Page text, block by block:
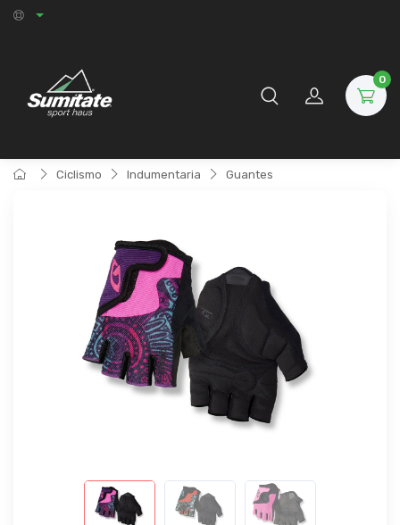
0
Ciclismo Indumentaria Guantes